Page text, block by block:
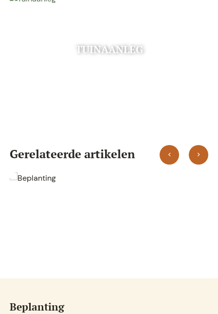
TUINAANLEG
Gerelateerde artikelen
Gras en gazon